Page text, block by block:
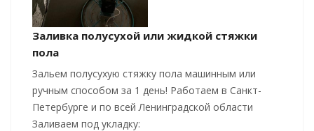
Заливка полусухой или жидкой стяжки
пола
Зальем полусухую стяжку пола машинным или
ручным способом за 1 день! Работаем в Санкт-
Петербурге и по всей Ленинградской области
Заливаем под укладку: